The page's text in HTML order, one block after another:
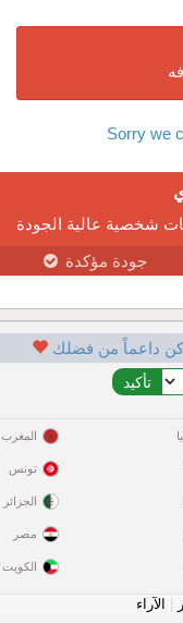
Sorry we
شخصية عالية الجودة
جودة مؤكدة
داعماً من فضلك
المغرب
تونس
الجزائر
مصر
الكويت
الآراء